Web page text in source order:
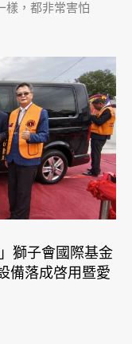
樣，都非常害怕
獅子會國際基金
備落成啓用暨愛